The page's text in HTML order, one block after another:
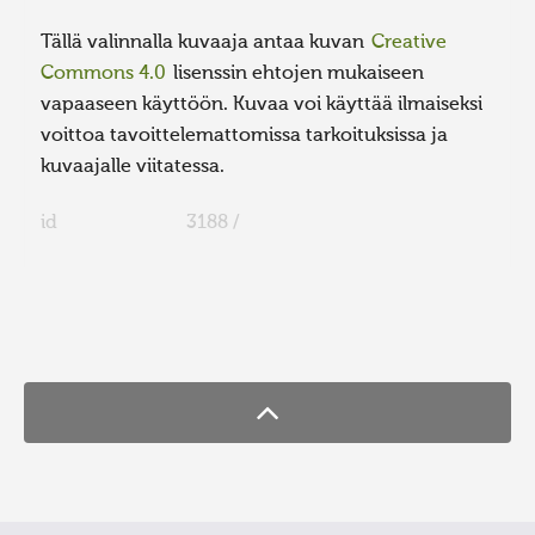
Tällä valinnalla kuvaaja antaa kuvan Creative
Commons 4.0 lisenssin ehtojen mukaiseen
vapaaseen käyttöön. Kuvaa voi käyttää ilmaiseksi
voittoa tavoittelemattomissa tarkoituksissa ja
kuvaajalle viitatessa.
id 3188 /